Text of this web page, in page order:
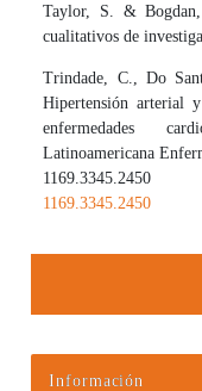
Taylor, S. &
cualitativos de
Trindade, C., Do
Hipertensión arterial
enfermedades
Latinoamericana
1169.3345.2450
Información